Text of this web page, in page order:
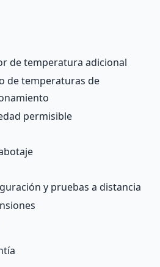
de temperatura adicional
de temperaturas de
permisible
y pruebas a distancia